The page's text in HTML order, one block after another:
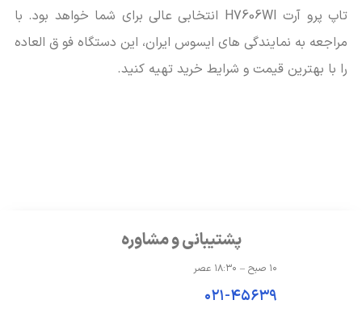
تاپ پرو آرت H7606WI انتخابی عالی برای شما خواهد بود. با
مراجعه به نمایندگی‌ های ایسوس ایران، این دستگاه فو ق ‌العاده
را با بهترین قیمت و شرایط خرید تهیه کنید.
پشتیبانی و مشاوره
۱۰ صبح – ۱۸:۳۰ عصر
۰۲۱-۴۵۶۳۹